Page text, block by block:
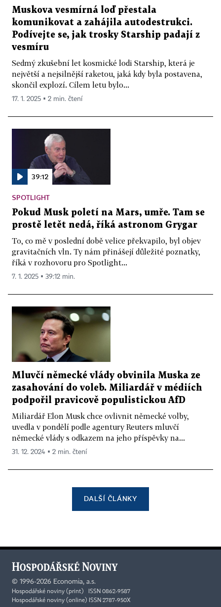
Muskova vesmírná loď přestala
komunikovat a zahájila autodestrukci.
Podívejte se, jak trosky Starship padají z
vesmíru
Sedmý zkušební let kosmické lodi Starship, která je
největší a nejsilnější raketou, jaká kdy byla postavena,
skončil explozí. Cílem letu bylo...
17. 1. 2025 ▪ 2 min. čtení
39:12
SPOTLIGHT
Pokud Musk poletí na Mars, umře. Tam se
prostě letět nedá, říká astronom Grygar
To, co mě v poslední době velice překvapilo, byl objev
gravitačních vln. Ty nám přinášejí důležité poznatky,
říká v rozhovoru pro Spotlight...
7. 1. 2025 ▪ 39:12 min.
Mluvčí německé vlády obvinila Muska ze
zasahování do voleb. Miliardář v médiích
podpořil pravicově populistickou AfD
Miliardář Elon Musk chce ovlivnit německé volby,
uvedla v pondělí podle agentury Reuters mluvčí
německé vlády s odkazem na jeho příspěvky na...
31. 12. 2024 ▪ 2 min. čtení
DALŠÍ ČLÁNKY
© 1996-2026 Economia, a.s.
Hospodářské noviny (print) ISSN 0862-9587
Hospodářské noviny (online) ISSN 2787-950X